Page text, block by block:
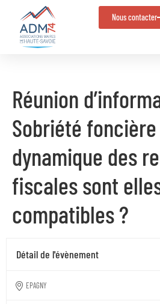
Nous contacter
Réunion
Sobriété
dynamique des
fiscales sont
compatibles ?
Détail de l'évènement
EPAGNY
Panneau de gestion des cookies